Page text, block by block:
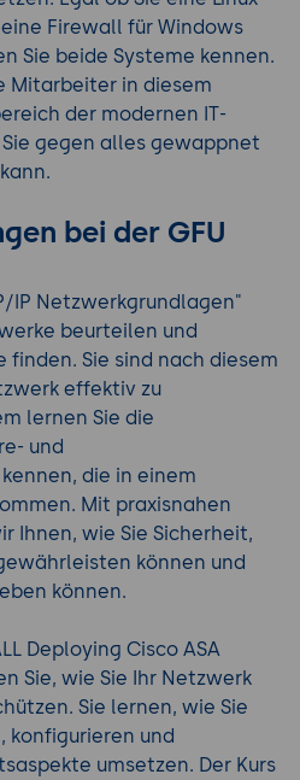
Firewall für Windows
Sie beide Systeme kennen.
Mitarbeiter in diesem
der modernen IT-
gegen alles gewappnet
bei der GFU
IP Netzwerkgrundlagen"
beurteilen und
Sie sind nach diesem
effektiv zu
lernen Sie die
und
die in einem
Mit praxisnahen
Ihnen, wie Sie Sicherheit,
können und
können.
Deploying Cisco ASA
Sie, wie Sie Ihr Netzwerk
Sie lernen, wie Sie
konfigurieren und
umsetzen. Der Kurs